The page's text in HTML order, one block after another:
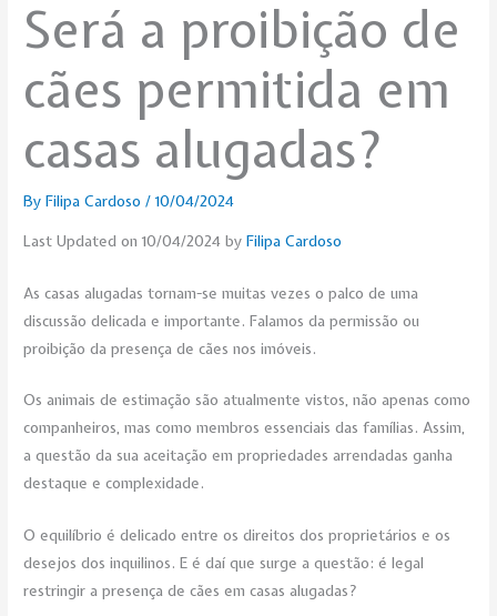
Será a proibição de
cães permitida em
casas alugadas?
ByFilipa Cardoso/10/04/2024
Last Updated on 10/04/2024 byFilipa Cardoso
As casas alugadas tornam-se muitas vezes o palco de uma
discussão delicada e importante. Falamos da permissão ou
proibição da presença de cães nos imóveis.
Os animais de estimação são atualmente vistos, não apenas como
companheiros, mas como membros essenciais das famílias. Assim,
a questão da sua aceitação em propriedades arrendadas ganha
destaque e complexidade.
O equilíbrio é delicado entre os direitos dos proprietários e os
desejos dos inquilinos. E é daí que surge a questão: é legal
restringir a presença de cães em casas alugadas?